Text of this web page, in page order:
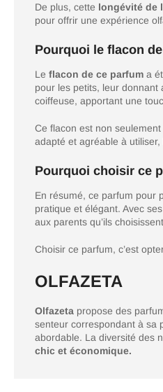
De plus, cette longévité de
pour offrir une expérience
Pourquoi le flacon
Le flacon de ce parfum a
pour les petits, leur donnant
coiffeuse, apportant une
Ce flacon est non
adapté et agréable à
Pourquoi choisir ce
En résumé, ce parfum pour
pratique et élégant. Avec
aux parents qu’ils
Choisir ce parfum, c’est
OLFAZETA
Olfazeta propose des
senteur correspondant à sa
abordable. La diversité des
chic et économique.